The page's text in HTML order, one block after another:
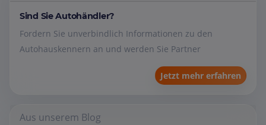
Sind Sie Autohändler?
Fordern Sie unverbindlich Informationen zu den
Autohauskennern an und werden Sie Partner
Jetzt mehr erfahren
Aus unserem Blog